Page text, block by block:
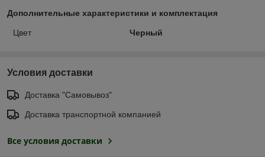
Дополнительные характеристики и комплектация
Цвет Черный
Условия доставки
Доставка "Самовывоз"
Доставка транспортной компанией
Все условия доставки